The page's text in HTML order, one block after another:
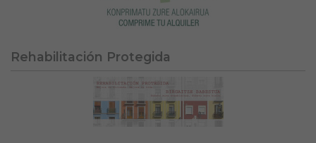
Rehabilitación Protegida